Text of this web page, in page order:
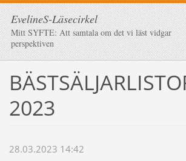
EvelineS-Läsecirkel
Mitt SYFTE: Att samtala om det vi läst vidgar
perspektiven
2023
28.03.2023 14:42